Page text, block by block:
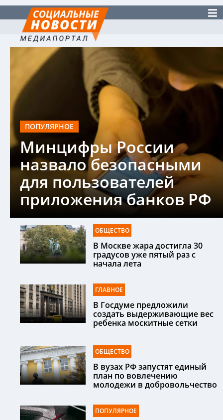
ПОПУЛЯРНОЕ
Минцифры России
назвало безопасными
для пользователей
приложения банков РФ
ОБЩЕСТВО
В Москве жара достигла 30
градусов уже пятый раз с
начала лета
ГЛАВНОЕ
В Госдуме предложили
создать выдерживающие вес
ребенка москитные сетки
ОБЩЕСТВО
В вузах РФ запустят единый
план по вовлечению
молодежи в добровольчество
ПОПУЛЯРНОЕ